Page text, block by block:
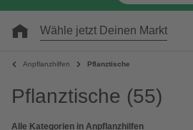
Wähle jetzt Deinen Markt
Anpflanzhilfen Pflanztische
Pflanztische (55)
Alle Kategorien in Anpflanzhilfen